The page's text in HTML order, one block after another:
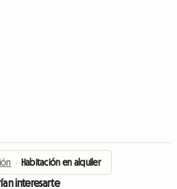
› Habitación en alquiler
interesarte